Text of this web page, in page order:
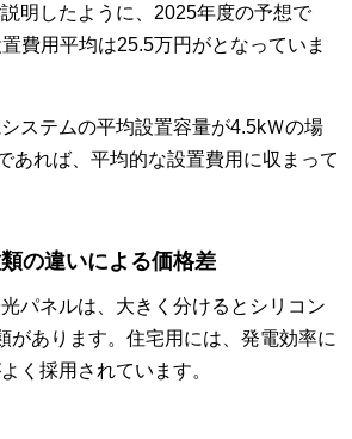
明したように、2025年度の予想で
費用平均は25.5万円がとなっていま
ステムの平均設置容量が4.5kＷの場
あれば、平均的な設置費用に収まって
の違いによる価格差
パネルは、大きく分けるとシリコン
があります。住宅用には、発電効率に
く採用されています。